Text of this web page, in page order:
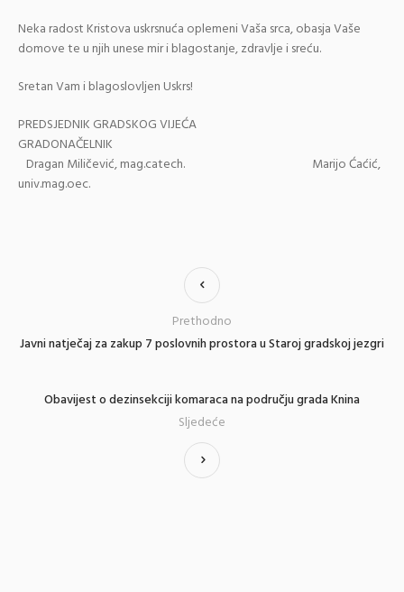
Neka radost Kristova uskrsnuća oplemeni Vaša srca, obasja Vaše
domove te u njih unese mir i blagostanje, zdravlje i sreću.
Sretan Vam i blagoslovljen Uskrs!
PREDSJEDNIK GRADSKOG VIJEĆA
GRADONAČELNIK
Dragan Miličević, mag.catech. Marijo Ćaćić,
univ.mag.oec.
Javni natječaj za zakup 7 poslovnih prostora u Staroj gradskoj jezgri
Prethodno
Obavijest o dezinsekciji komaraca na području grada Knina
Sljedeće